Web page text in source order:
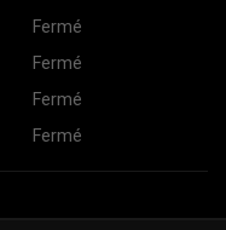
Fermé
Fermé
Fermé
Fermé